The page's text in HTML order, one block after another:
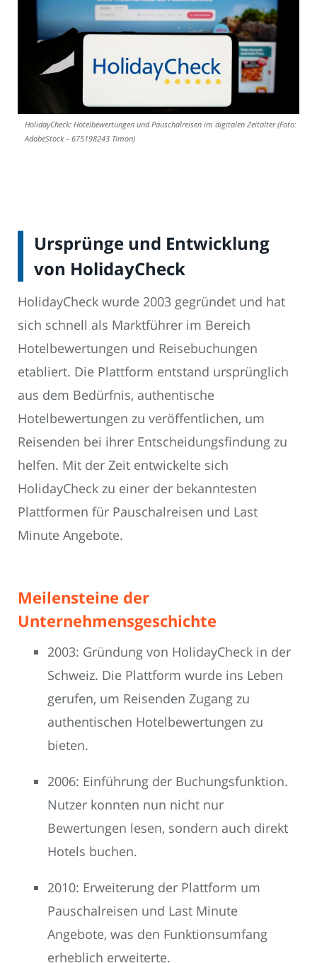
HolidayCheck: Hotelbewertungen und Pauschalreisen im digitalen Zeitalter (Foto:
AdobeStock – 675198243 Timon)
Ursprünge und Entwicklung
von HolidayCheck
HolidayCheck wurde 2003 gegründet und hat
sich schnell als Marktführer im Bereich
Hotelbewertungen und Reisebuchungen
etabliert. Die Plattform entstand ursprünglich
aus dem Bedürfnis, authentische
Hotelbewertungen zu veröffentlichen, um
Reisenden bei ihrer Entscheidungsfindung zu
helfen. Mit der Zeit entwickelte sich
HolidayCheck zu einer der bekanntesten
Plattformen für Pauschalreisen und Last
Minute Angebote.
Meilensteine der
Unternehmensgeschichte
2003: Gründung von HolidayCheck in der
Schweiz. Die Plattform wurde ins Leben
gerufen, um Reisenden Zugang zu
authentischen Hotelbewertungen zu
bieten.
2006: Einführung der Buchungsfunktion.
Nutzer konnten nun nicht nur
Bewertungen lesen, sondern auch direkt
Hotels buchen.
2010: Erweiterung der Plattform um
Pauschalreisen und Last Minute
Angebote, was den Funktionsumfang
erheblich erweiterte.